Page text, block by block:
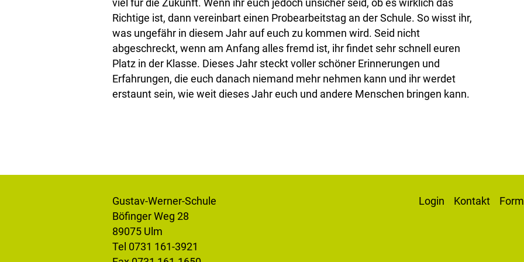
viel für die Zukunft. Wenn ihr euch jedoch unsicher seid, ob es wirklich das
Richtige ist, dann vereinbart einen Probearbeitstag an der Schule. So wisst ihr,
was ungefähr in diesem Jahr auf euch zu kommen wird. Seid nicht
abgeschreckt, wenn am Anfang alles fremd ist, ihr findet sehr schnell euren
Platz in der Klasse. Dieses Jahr steckt voller schöner Erinnerungen und
Erfahrungen, die euch danach niemand mehr nehmen kann und ihr werdet
erstaunt sein, wie weit dieses Jahr euch und andere Menschen bringen kann.
Gustav-Werner-Schule
Böfinger Weg 28
89075 Ulm
Tel 0731 161-3921
Login ​Kontakt